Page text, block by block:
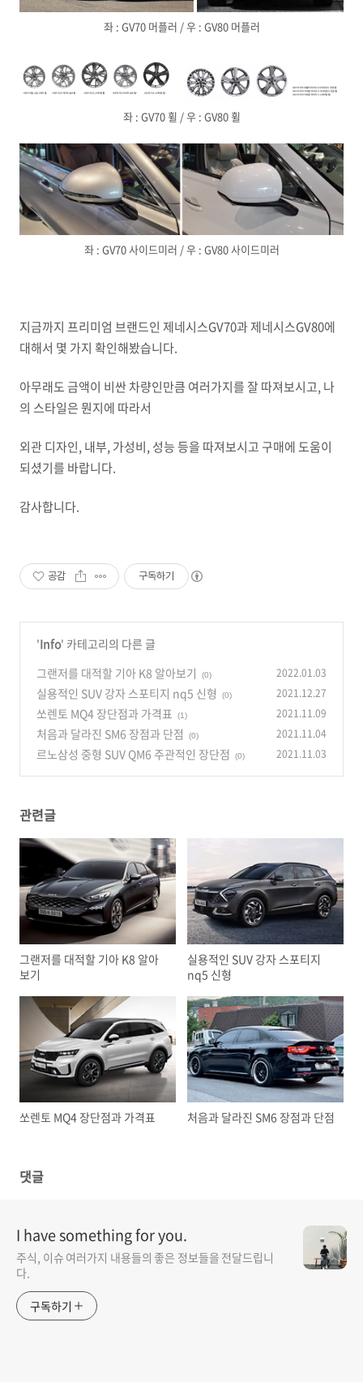
좌 : GV70 머플러 / 우 : GV80 머플러
좌 : GV70 휠 / 우 : GV80 휠
좌 : GV70 사이드미러 / 우 : GV80 사이드미러
지금까지 프리미엄 브랜드인 제네시스GV70과 제네시스GV80에
대해서 몇 가지 확인해봤습니다.
아무래도 금액이 비싼 차량인만큼 여러가지를 잘 따져보시고, 나
의 스타일은 뭔지에 따라서
외관 디자인, 내부, 가성비, 성능 등을 따져보시고 구매에 도움이
되셨기를 바랍니다.
감사합니다.
공감 구독하기
'Info' 카테고리의 다른 글
그랜저를 대적할 기아 K8 알아보기
(0) 2022.01.03
실용적인 SUV 강자 스포티지 nq5 신형 (0) 2021.12.27
쏘렌토 MQ4 장단점과 가격표 (1) 2021.11.09
처음과 달라진 SM6 장점과 단점 (0) 2021.11.04
르노삼성 중형 SUV QM6 주관적인 장단점 (0) 2021.11.03
관련글
그랜저를 대적할 기아 K8 알아
보기
실용적인 SUV 강자 스포티지
nq5 신형
쏘렌토 MQ4 장단점과 가격표 처음과 달라진 SM6 장점과 단점
댓글
I have something for you.
주식, 이슈 여러가지 내용들의 좋은 정보들을 전달드립니
다.
구독하기